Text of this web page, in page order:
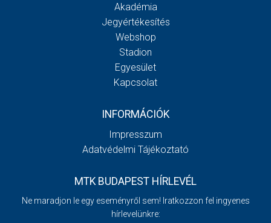
Akadémia
Jegyértékesítés
Webshop
Stadion
Egyesület
Kapcsolat
INFORMÁCIÓK
Impresszum
Adatvédelmi Tájékoztató
MTK BUDAPEST HÍRLEVÉL
Ne maradjon le egy eseményről sem! Iratkozzon fel ingyenes
hírlevelünkre: